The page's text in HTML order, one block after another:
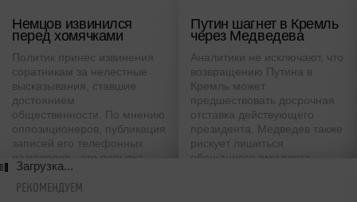
Немцов извинился
перед хомячками
Политик принес извинения
соратникам за нелестные
высказывания, ставшие
достоянием
общественности. По мнению
оппозиционеров, публикация
записей его телефонных
разговоров - это попытка
сорвать митинг 24 декабря
Путин шагнет в Кремль
через Медведева
Аналитики не исключают, что
возвращению Путина в
Кремль может
предшествовать досрочная
отставка действующего
президента. Медведев также
рискует лишиться
обещанного ему поста
Загрузка...
РЕКОМЕНДУЕМ